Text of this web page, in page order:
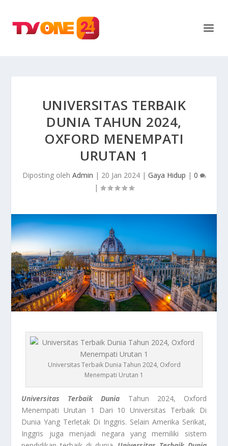
UNIVERSITAS TERBAIK
DUNIA TAHUN 2024,
OXFORD MENEMPATI
URUTAN 1
Diposting oleh Admin | 20 Jan 2024| Gaya Hidup | 0
|
Universitas Terbaik Dunia Tahun 2024, Oxford
Menempati Urutan 1
Universitas Terbaik Dunia Tahun 2024, Oxford
Menempati Urutan 1 Dari 10 Universitas Terbaik Di
Dunia Yang Terletak Di Inggris. Selain Amerika Serikat,
Inggris juga menjadi negara yang memiliki sistem